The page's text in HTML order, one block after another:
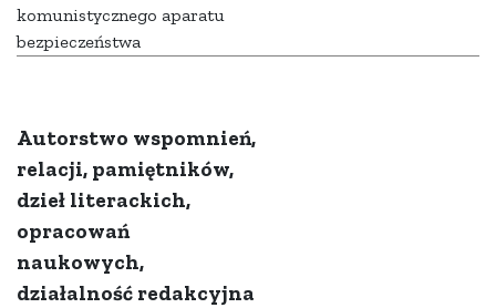
komunistycznego aparatu
bezpieczeństwa
Autorstwo wspomnień,
relacji, pamiętników,
dzieł literackich,
opracowań
naukowych,
działalność redakcyjna